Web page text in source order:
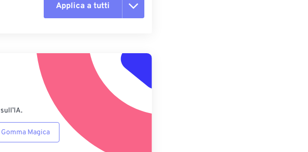
Applica a tutti
Applica da preimpostazione
Salva come predefinito
Gomma Magica